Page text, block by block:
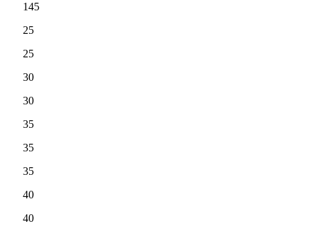
145
25
25
30
30
35
35
35
40
40